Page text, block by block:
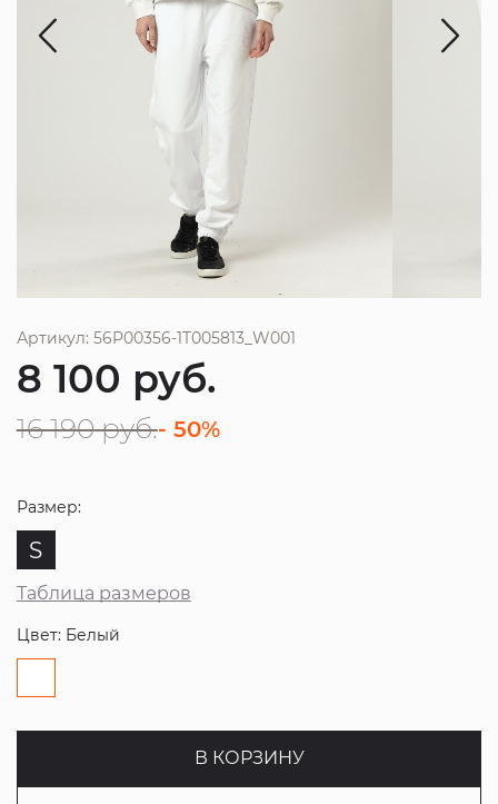
Артикул: 56P00356-1T005813_W001
8 100 руб.
16 190 руб.- 50%
Размер:
S
Таблица размеров
Цвет: Белый
В КОРЗИНУ